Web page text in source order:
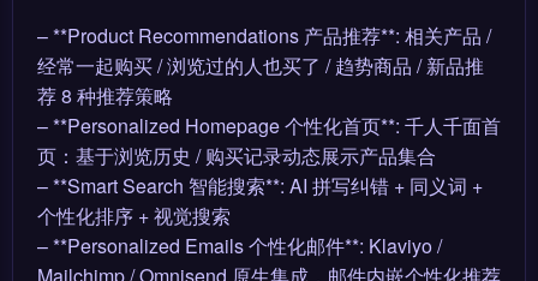
– **Product Recommendations 产品推荐**: 相关产品 /
经常一起购买 / 浏览过的人也买了 / 趋势商品 / 新品推
荐 8 种推荐策略
– **Personalized Homepage 个性化首页**: 千人千面首
页：基于浏览历史 / 购买记录动态展示产品集合
– **Smart Search 智能搜索**: AI 拼写纠错 + 同义词 +
个性化排序 + 视觉搜索
– **Personalized Emails 个性化邮件**: Klaviyo /